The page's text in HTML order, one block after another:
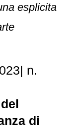
esplicita
| n.
di